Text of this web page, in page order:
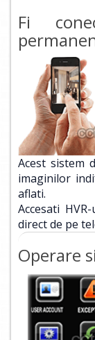
Fi
Acest sistem
imaginilor
aflati.
Accesati
direct de pe
Operare